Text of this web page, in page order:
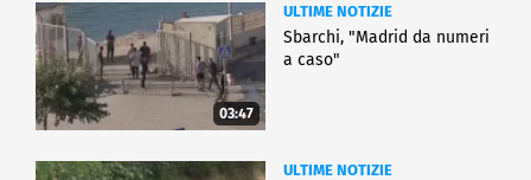
03:47
ULTIME NOTIZIE
Sbarchi, "Madrid da numeri
a caso"
ULTIME NOTIZIE